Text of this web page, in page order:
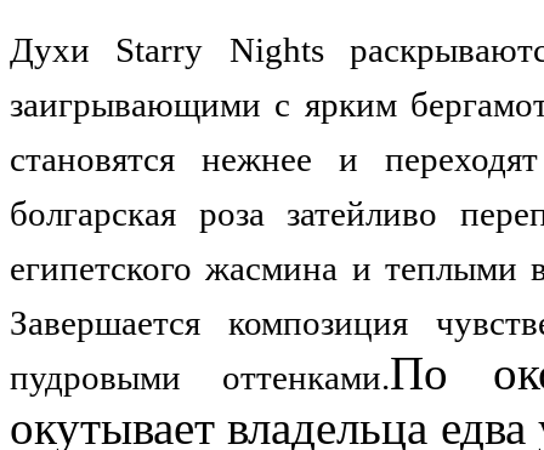
Духи Starry Nights
заигрывающими с ярким
становятся нежнее и
болгарская роза затейливо
египетского жасмина и
Завершается композиция
пудровыми оттенками.По
окутывает владельца